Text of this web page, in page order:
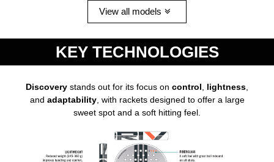
View all models
KEY TECHNOLOGIES
Discovery stands out for its focus on control lightness
and adaptability, with rackets designed to offer a large
sweet spot and a soft hitting feel.